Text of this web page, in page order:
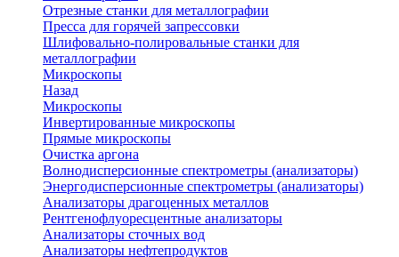
Отрезные станки для металлографии
Пресса для горячей запрессовки
Шлифовально-полировальные станки для
металлографии
Микроскопы
Назад
Микроскопы
Инвертированные микроскопы
Прямые микроскопы
Очистка аргона
Волнодисперсионные спектрометры (анализаторы)
Энергодисперсионные спектрометры (анализаторы)
Анализаторы драгоценных металлов
Рентгенофлуоресцентные анализаторы
Анализаторы сточных вод
Анализаторы нефтепродуктов